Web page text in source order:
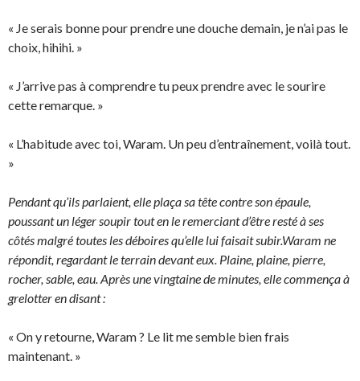
« Je serais bonne pour prendre une douche demain, je n’ai pas le
choix, hihihi. »
« J’arrive pas à comprendre tu peux prendre avec le sourire
cette remarque. »
« L’habitude avec toi, Waram. Un peu d’entraînement, voilà tout.
»
Pendant qu’ils parlaient, elle plaça sa tête contre son épaule,
poussant un léger soupir tout en le remerciant d’être resté à ses
côtés malgré toutes les déboires qu’elle lui faisait subir.Waram ne
répondit, regardant le terrain devant eux. Plaine, plaine, pierre,
rocher, sable, eau. Après une vingtaine de minutes, elle commença à
grelotter en disant :
« On y retourne, Waram ? Le lit me semble bien frais
maintenant. »